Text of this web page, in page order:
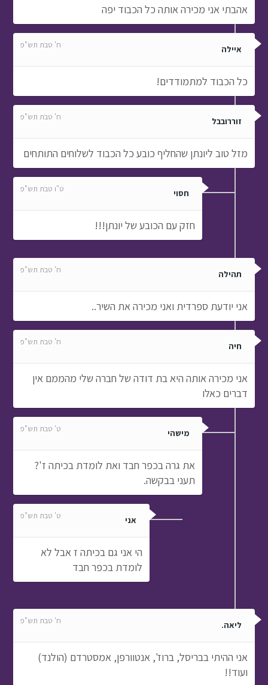
אהבתי אני מכירה אותה כל הכבוד יפה
איילה ח' טבת תש"פ
כל הכבוד למתמודדים!
זוררובבל ח' טבת תש"פ
מזל טוב ליונתן שהחליף כובע כל הכבוד לשלוחים התותחים
חסוי ט"ו טבת תש"פ
חזק עם הכובע של יונתן!!!
תהילה ח' טבת תש"פ
אני יודעת ספרדית ואני מכירה את השיר..
חיה ח' טבת תש"פ
אני מכירה אותה היא בת דודה של חברה שלי מהממם אין
דברים כאלו
מישהי ט' טבת תש"פ
את גרה בכפר חבד ואת לומדת בכיתה ז'?
תעני בבקשה.
אני ט' טבת תש"פ
הי אני גם בכיתה ז אבל לא
לומדת בכפר חבד
ליאה. ח' טבת תש"פ
אני ההיתי בבריסל, ברוז', אנטוורפן, אמסטרדם (הולנד)
ועוד!!